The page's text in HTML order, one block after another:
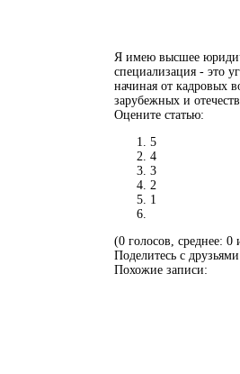
Я имею высшее
специализация - это
начиная от кадровых
зарубежных и
Оцените статью:
5
4
3
2
1
(0 голосов, среднее: 0
Поделитесь с
Похожие записи: